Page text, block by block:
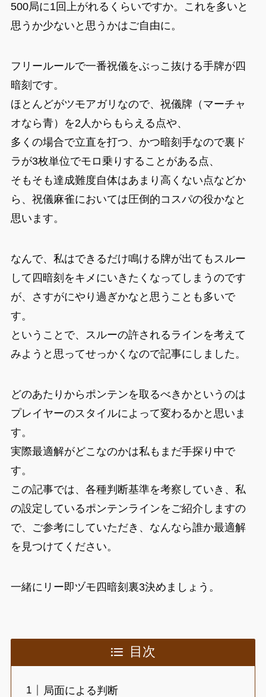
500局に1回上がれるくらいですか。これを多いと
思うか少ないと思うかはご自由に。
フリールールで一番祝儀をぶっこ抜ける手牌が四
暗刻です。
ほとんどがツモアガリなので、祝儀牌（マーチャ
オなら青）を2人からもらえる点や、
多くの場合で立直を打つ、かつ暗刻手なので裏ド
ラが3枚単位でモロ乗りすることがある点、
そもそも達成難度自体はあまり高くない点などか
ら、祝儀麻雀においては圧倒的コスパの役かなと
思います。
なんで、私はできるだけ鳴ける牌が出てもスルー
して四暗刻をキメにいきたくなってしまうのです
が、さすがにやり過ぎかなと思うことも多いで
す。
ということで、スルーの許されるラインを考えて
みようと思ってせっかくなので記事にしました。
どのあたりからポンテンを取るべきかというのは
プレイヤーのスタイルによって変わるかと思いま
す。
実際最適解がどこなのかは私もまだ手探り中で
す。
この記事では、各種判断基準を考察していき、私
の設定しているポンテンラインをご紹介しますの
で、ご参考にしていただき、なんなら誰か最適解
を見つけてください。
一緒にリー即ヅモ四暗刻裏3決めましょう。
目次
局面による判断